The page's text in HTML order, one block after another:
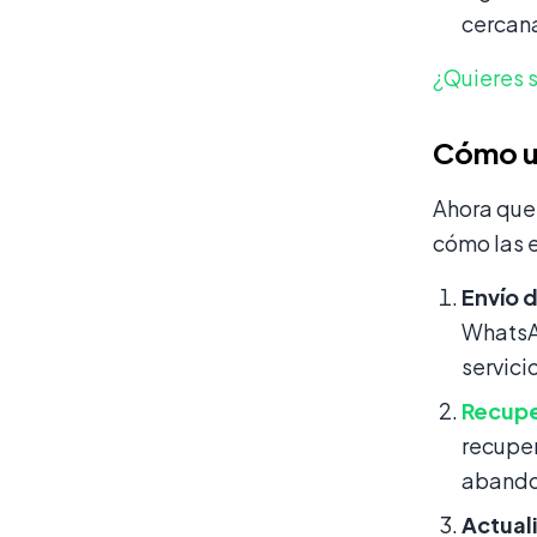
¿Quieres
Cómo
Ahora
cómo las
Envío